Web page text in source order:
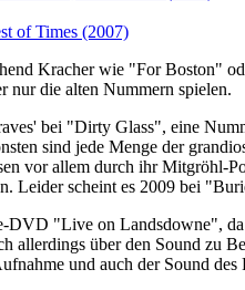
of Times (2007)
Kracher wie "For Boston"
nur die alten Nummern spielen.
bei "Dirty Glass", eine
sind jede Menge der
vor allem durch ihr Mitgröhl-
Leider scheint es 2009 bei
"Live on Landsdowne", da
allerdings über den Sound zu
und auch der Sound